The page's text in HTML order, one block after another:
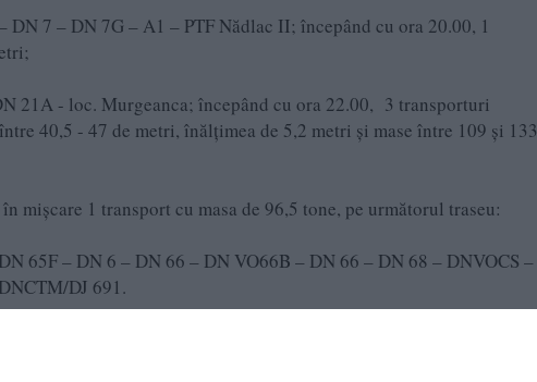
7 – DN 7G – A1 – PTF Nădlac II; începând cu ora 20.00, 1
21A - loc. Murgeanca; începând cu ora 22.00, 3 transporturi
40,5 - 47 de metri, înălțimea de 5,2 metri și mase între 109 și 133
mișcare 1 transport cu masa de 96,5 tone, pe următorul traseu:
65F – DN 6 – DN 66 – DN VO66B – DN 66 – DN 68 – DNVOCS –
DJ 691.